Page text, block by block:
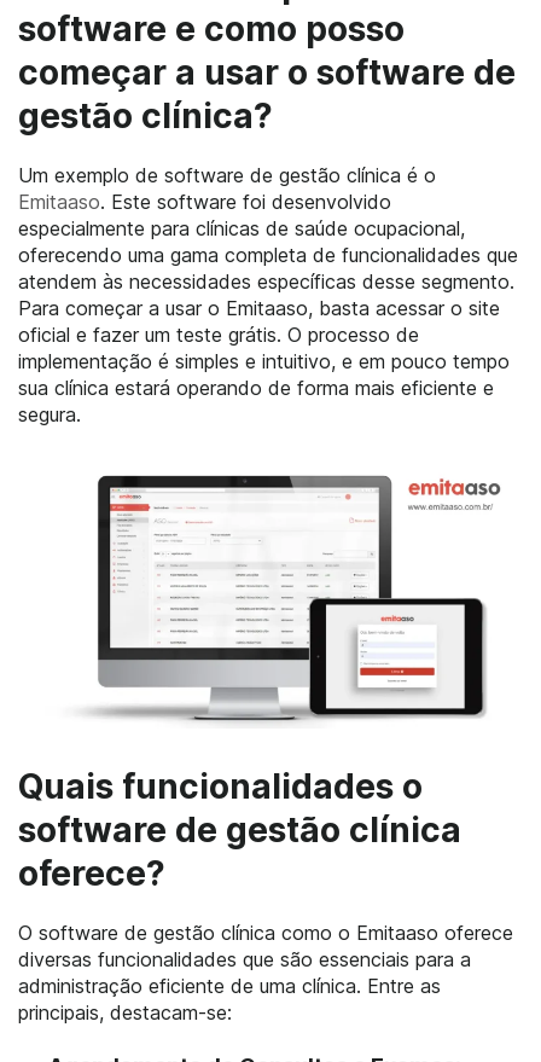
software e como posso
começar a usar o software de
gestão clínica?
Um exemplo de software de gestão clínica é o
Emitaaso. Este software foi desenvolvido
especialmente para clínicas de saúde ocupacional,
oferecendo uma gama completa de funcionalidades que
atendem às necessidades específicas desse segmento.
Para começar a usar o Emitaaso, basta acessar o site
oficial e fazer um teste grátis. O processo de
implementação é simples e intuitivo, e em pouco tempo
sua clínica estará operando de forma mais eficiente e
segura.
Quais funcionalidades o
software de gestão clínica
oferece?
O software de gestão clínica como o Emitaaso oferece
diversas funcionalidades que são essenciais para a
administração eficiente de uma clínica. Entre as
principais, destacam-se: